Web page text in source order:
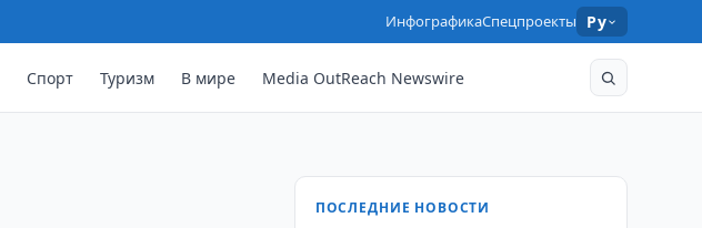
ИнфографикаСпецпроекты Ру
Спорт Туризм В мире Media OutReach Newswire
ПОСЛЕДНИЕ НОВОСТИ